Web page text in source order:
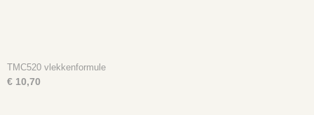
TMC520 vlekkenformule
€ 10,70